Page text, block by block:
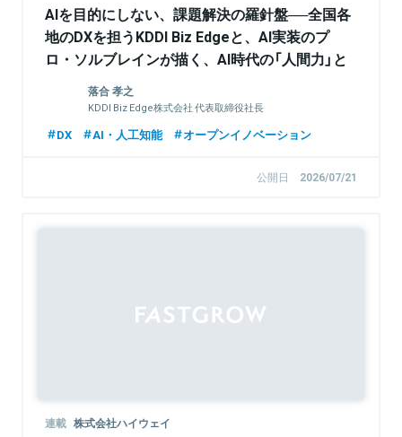
AIを目的にしない、課題解決の羅針盤──全国各
地のDXを担うKDDI Biz Edgeと、AI実装のプ
ロ・ソルブレインが描く、AI時代の「人間力」と
共創のリアル
落合 孝之
KDDI Biz Edge株式会社 代表取締役社長
DX AI・人工知能 オープンイノベーション
公開日 2026/07/21
連載 株式会社ハイウェイ